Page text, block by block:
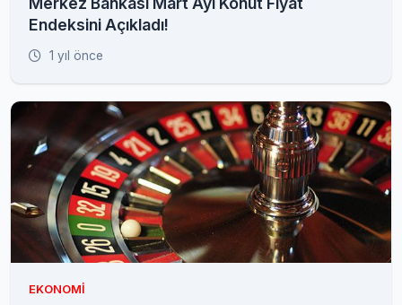
Endeksini Açıkladı!
1 yıl önce
EKONOMI